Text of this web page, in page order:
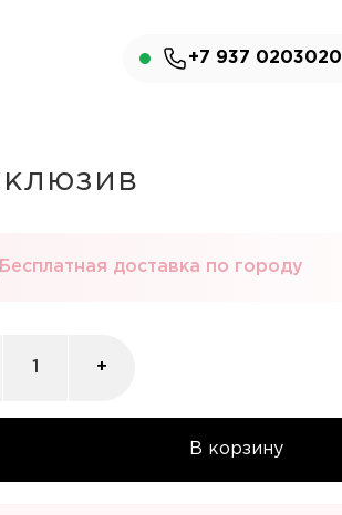
+7 937 0203020
Бесплатная доставка по городу
+
В корзину